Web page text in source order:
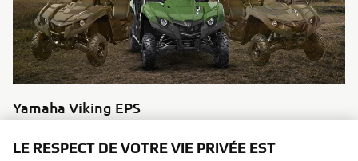
Yamaha Viking EPS
pas plus fort" ? Remplacez votre SSV et bénéficiez d'une
LE RESPECT DE VOTRE VIE PRIVÉE EST